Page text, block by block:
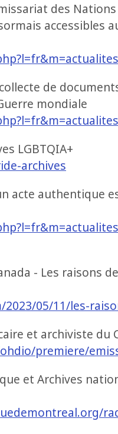
des
accessibles
de
mondiale
LGBTQIA+
archives
acte authentique
- Les raisons
05/11/les-
et archiviste du
premiere/
et Archives